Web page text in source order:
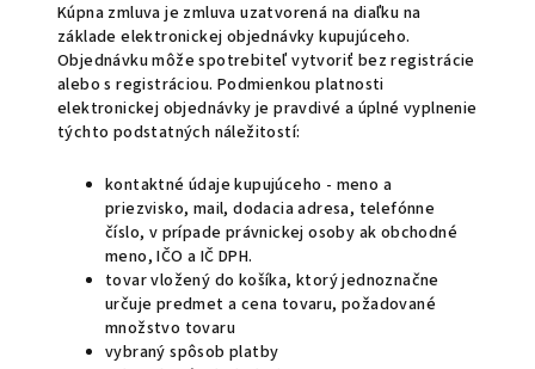
Kúpna zmluva je zmluva uzatvorená na diaľku na
základe elektronickej objednávky kupujúceho.
Objednávku môže spotrebiteľ vytvoriť bez registrácie
alebo s registráciou. Podmienkou platnosti
elektronickej objednávky je pravdivé a úplné vyplnenie
týchto podstatných náležitostí:
kontaktné údaje kupujúceho - meno a
priezvisko, mail, dodacia adresa, telefónne
číslo, v prípade právnickej osoby ak obchodné
meno, IČO a IČ DPH.
tovar vložený do košíka, ktorý jednoznačne
určuje predmet a cena tovaru, požadované
množstvo tovaru
vybraný spôsob platby